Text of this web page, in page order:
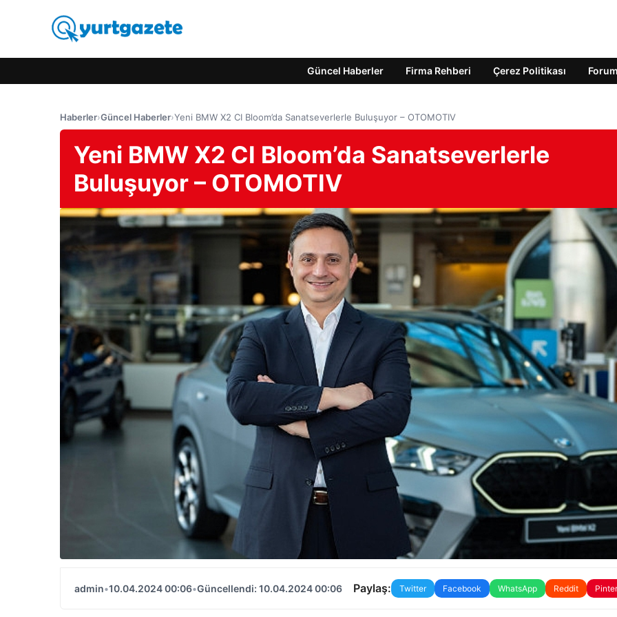
Güncel Haberler Firma Rehberi Çerez Politikası Forum
Haberler›Güncel Haberler›Yeni BMW X2 CI Bloom’da Sanatseverlerle Buluşuyor – OTOMOTIV
Yeni BMW X2 CI Bloom’da Sanatseverlerle
Buluşuyor – OTOMOTIV
admin•10.04.2024 00:06•Güncellendi: 10.04.2024 00:06 Paylaş: Twitter Facebook WhatsApp Reddit